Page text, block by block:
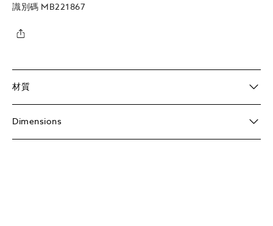
識別碼 MB221867
材質
Dimensions